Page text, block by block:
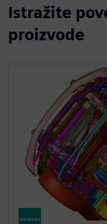
Istražite
proizvode